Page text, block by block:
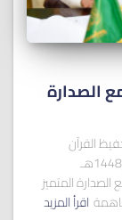
الصدارة
القرآن
الكريم بمحافظة الطائف صباح يوم الخميس 2 صفر 1448هـ
مجمع الصدارة المتميز
اقرأ المزيد